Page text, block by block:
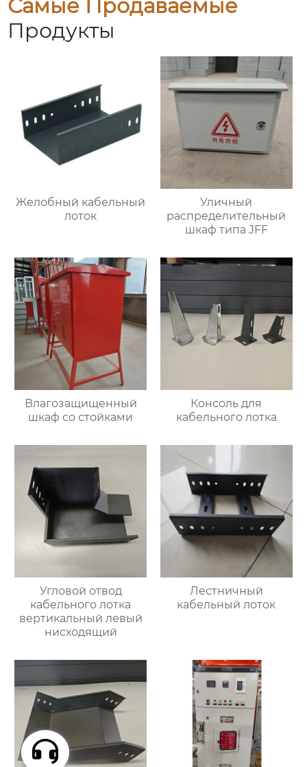
Самые Продаваемые
Продукты
Желобный кабельный
лоток
Уличный
распределительный
шкаф типа JFF
Влагозащищенный
шкаф со стойками
Консоль для
кабельного лотка
Угловой отвод
кабельного лотка
вертикальный левый
нисходящий
Лестничный
кабельный лоток